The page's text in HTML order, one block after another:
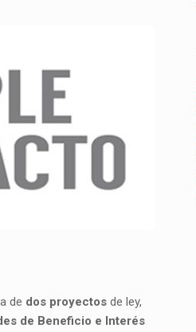
de dos proyectos de ley,
de Beneficio e Interés